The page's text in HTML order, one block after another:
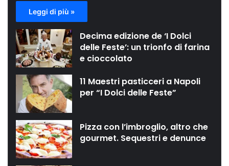
Leggi di più »
Decima edizione de ‘I Dolci
delle Feste’: un trionfo di farina
e cioccolato
11 Maestri pasticceri a Napoli
per “I Dolci delle Feste”
Pizza con l’imbroglio, altro che
gourmet. Sequestri e denunce